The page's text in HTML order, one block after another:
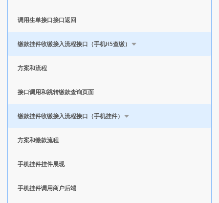
调用生单接口接口返回
缴款挂件收缴接入流程接口（手机H5查缴）
方案和流程
接口调用和跳转缴款查询页面
缴款挂件收缴接入流程接口（手机挂件）
方案和缴款流程
手机挂件挂件展现
手机挂件调用商户后端